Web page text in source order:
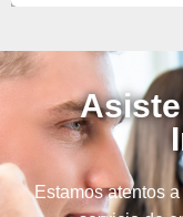
Estamos atentos